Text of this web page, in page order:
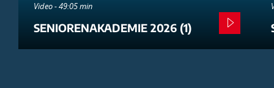
Video - 49:05 min
SENIORENAKADEMIE 2026 (1)